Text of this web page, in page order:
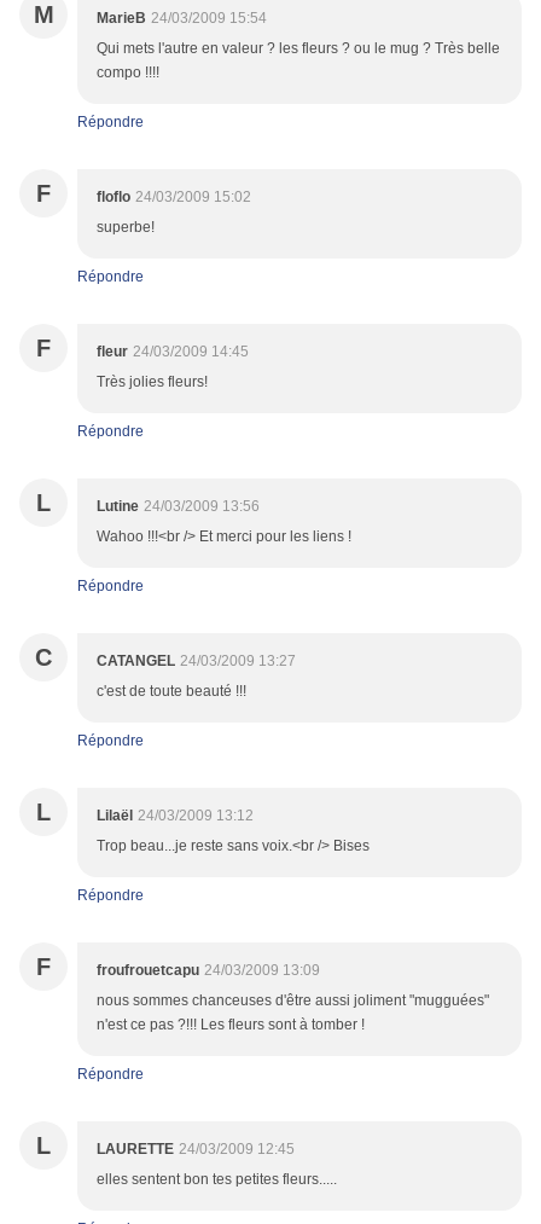
M MarieB 24/03/2009 15:54
Qui mets l'autre en valeur ? les fleurs ? ou le mug ? Très belle
compo !!!!
Répondre
F floflo 24/03/2009 15:02
superbe!
Répondre
F fleur 24/03/2009 14:45
Très jolies fleurs!
Répondre
L Lutine 24/03/2009 13:56
Wahoo !!!<br /> Et merci pour les liens !
Répondre
C CATANGEL 24/03/2009 13:27
c'est de toute beauté !!!
Répondre
L Lilaël 24/03/2009 13:12
Trop beau...je reste sans voix.<br /> Bises
Répondre
F froufrouetcapu 24/03/2009 13:09
nous sommes chanceuses d'être aussi joliment "mugguées"
n'est ce pas ?!!! Les fleurs sont à tomber !
Répondre
L LAURETTE 24/03/2009 12:45
elles sentent bon tes petites fleurs.....